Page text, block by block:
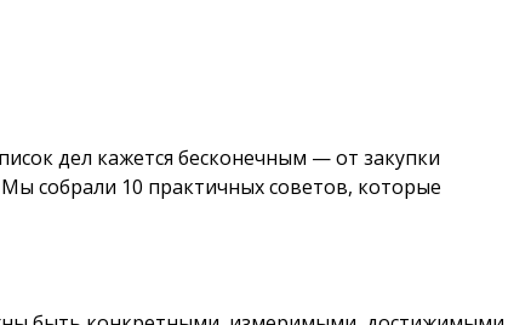
дел кажется бесконечным — от закупки
собрали 10 практичных советов, которые